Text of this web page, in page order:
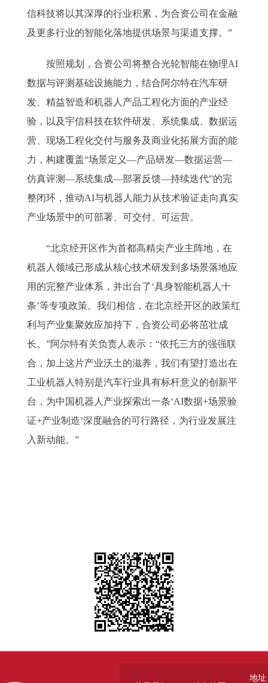
信科技将以其深厚的行业积累，为合资公司在金融
及更多行业的智能化落地提供场景与渠道支撑。”
按照规划，合资公司将整合光轮智能在物理AI
数据与评测基础设施能力，结合阿尔特在汽车研
发、精益智造和机器人产品工程化方面的产业经
验，以及宇信科技在软件研发、系统集成、数据运
营、现场工程化交付与服务及商业化拓展方面的能
力，构建覆盖“场景定义—产品研发—数据运营—
仿真评测—系统集成—部署反馈—持续迭代”的完
整闭环，推动AI与机器人能力从技术验证走向真实
产业场景中的可部署、可交付、可运营。
“北京经开区作为首都高精尖产业主阵地，在
机器人领域已形成从核心技术研发到多场景落地应
用的完整产业体系，并出台了‘具身智能机器人十
条’等专项政策。我们相信，在北京经开区的政策红
利与产业集聚效应加持下，合资公司必将茁壮成
长。”阿尔特有关负责人表示：“依托三方的强强联
合，加上这片产业沃土的滋养，我们有望打造出在
工业机器人特别是汽车行业具有标杆意义的创新平
台，为中国机器人产业探索出一条‘AI数据+场景验
证+产业制造’深度融合的可行路径，为行业发展注
入新动能。”
地址